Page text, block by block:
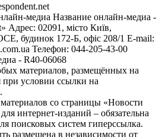
медиа Название онлайн-медиа -
Адрес: 02091, місто Київ,
будинок 172-Б, офіс 208/1 E-mail:
Телефон: 044-205-43-00
- R40-06068
материалов, размещённых на
при условии ссылки на
со страницы «Новости
интернет-изданий – обязательна
поисковых систем гиперссылка.
размещена в независимости от